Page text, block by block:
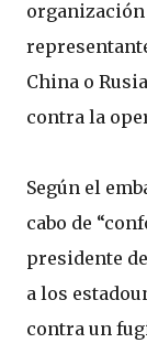
organización
China o
contra la
Según el
cabo de
presidente
a los
contra un